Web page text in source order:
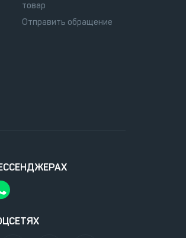
товар
Отправить обращение